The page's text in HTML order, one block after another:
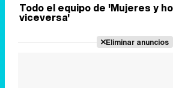
Todo el equipo de 'Mujeres y
viceversa'
Eliminar anuncios